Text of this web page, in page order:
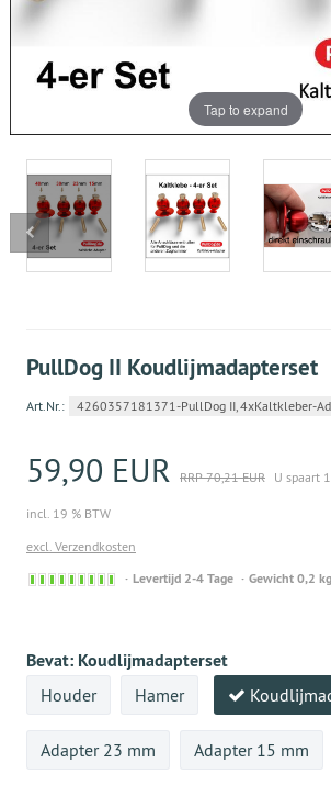
Tap to expand
PullDog II Koudlijmadapterset
Art.Nr.: 4260357181371-PullDog II, 4xKaltkleber-
59,90 EUR RRP 70,21 EUR U spaart
incl. 19 % BTW
excl. Verzendkosten
Sofort
Levertijd 2-4 Tage Gewicht 0,2 kg
Bevat: Koudlijmadapterset
Houder Hamer
Adapter 23 mm Adapter 15 mm